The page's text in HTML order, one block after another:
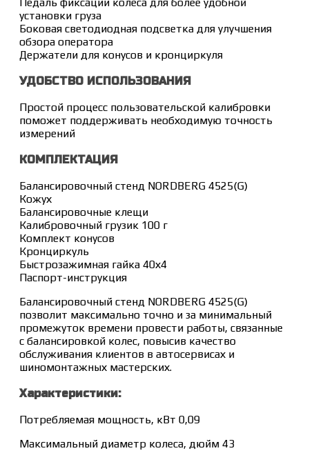
установки груза
Боковая светодиодная подсветка для улучшения
обзора оператора
Держатели для конусов и кронциркуля
УДОБСТВО ИСПОЛЬЗОВАНИЯ
Простой процесс пользовательской калибровки
поможет поддерживать необходимую точность
измерений
КОМПЛЕКТАЦИЯ
Балансировочный стенд NORDBERG 4525(G)
Кожух
Балансировочные клещи
Калибровочный грузик 100 г
Комплект конусов
Кронциркуль
Быстрозажимная гайка 40х4
Паспорт-инструкция
Балансировочный стенд NORDBERG 4525(G)
позволит максимально точно и за минимальный
промежуток времени провести работы, связанные
с балансировкой колес, повысив качество
обслуживания клиентов в автосервисах и
шиномонтажных мастерских.
Характеристики:
Потребляемая мощность, кВт 0,09
Максимальный диаметр колеса, дюйм 43